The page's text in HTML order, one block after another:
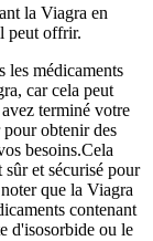
la Viagra en
peut offrir.
les médicaments
car cela peut
terminé votre
obtenir des
besoins.Cela
et sécurisé pour
que la Viagra
contenant
d'isosorbide ou le